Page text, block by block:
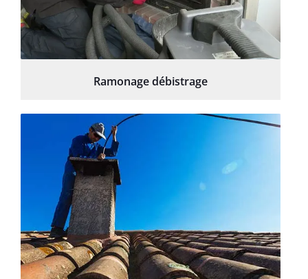
Ramonage débistrage